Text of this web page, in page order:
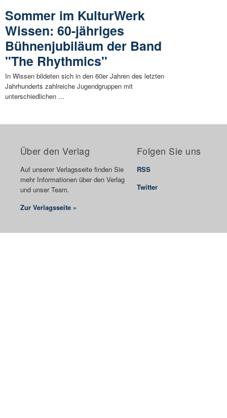
Sommer im KulturWerk
Wissen: 60-jähriges
Bühnenjubiläum der Band
"The Rhythmics"
In Wissen bildeten sich in den 60er Jahren des letzten
Jahrhunderts zahlreiche Jugendgruppen mit
unterschiedlichen ...
Über den Verlag
Auf unserer Verlagsseite finden Sie
mehr Informationen über den Verlag
und unser Team.
Zur Verlagsseite »
Folgen Sie uns
RSS
Twitter